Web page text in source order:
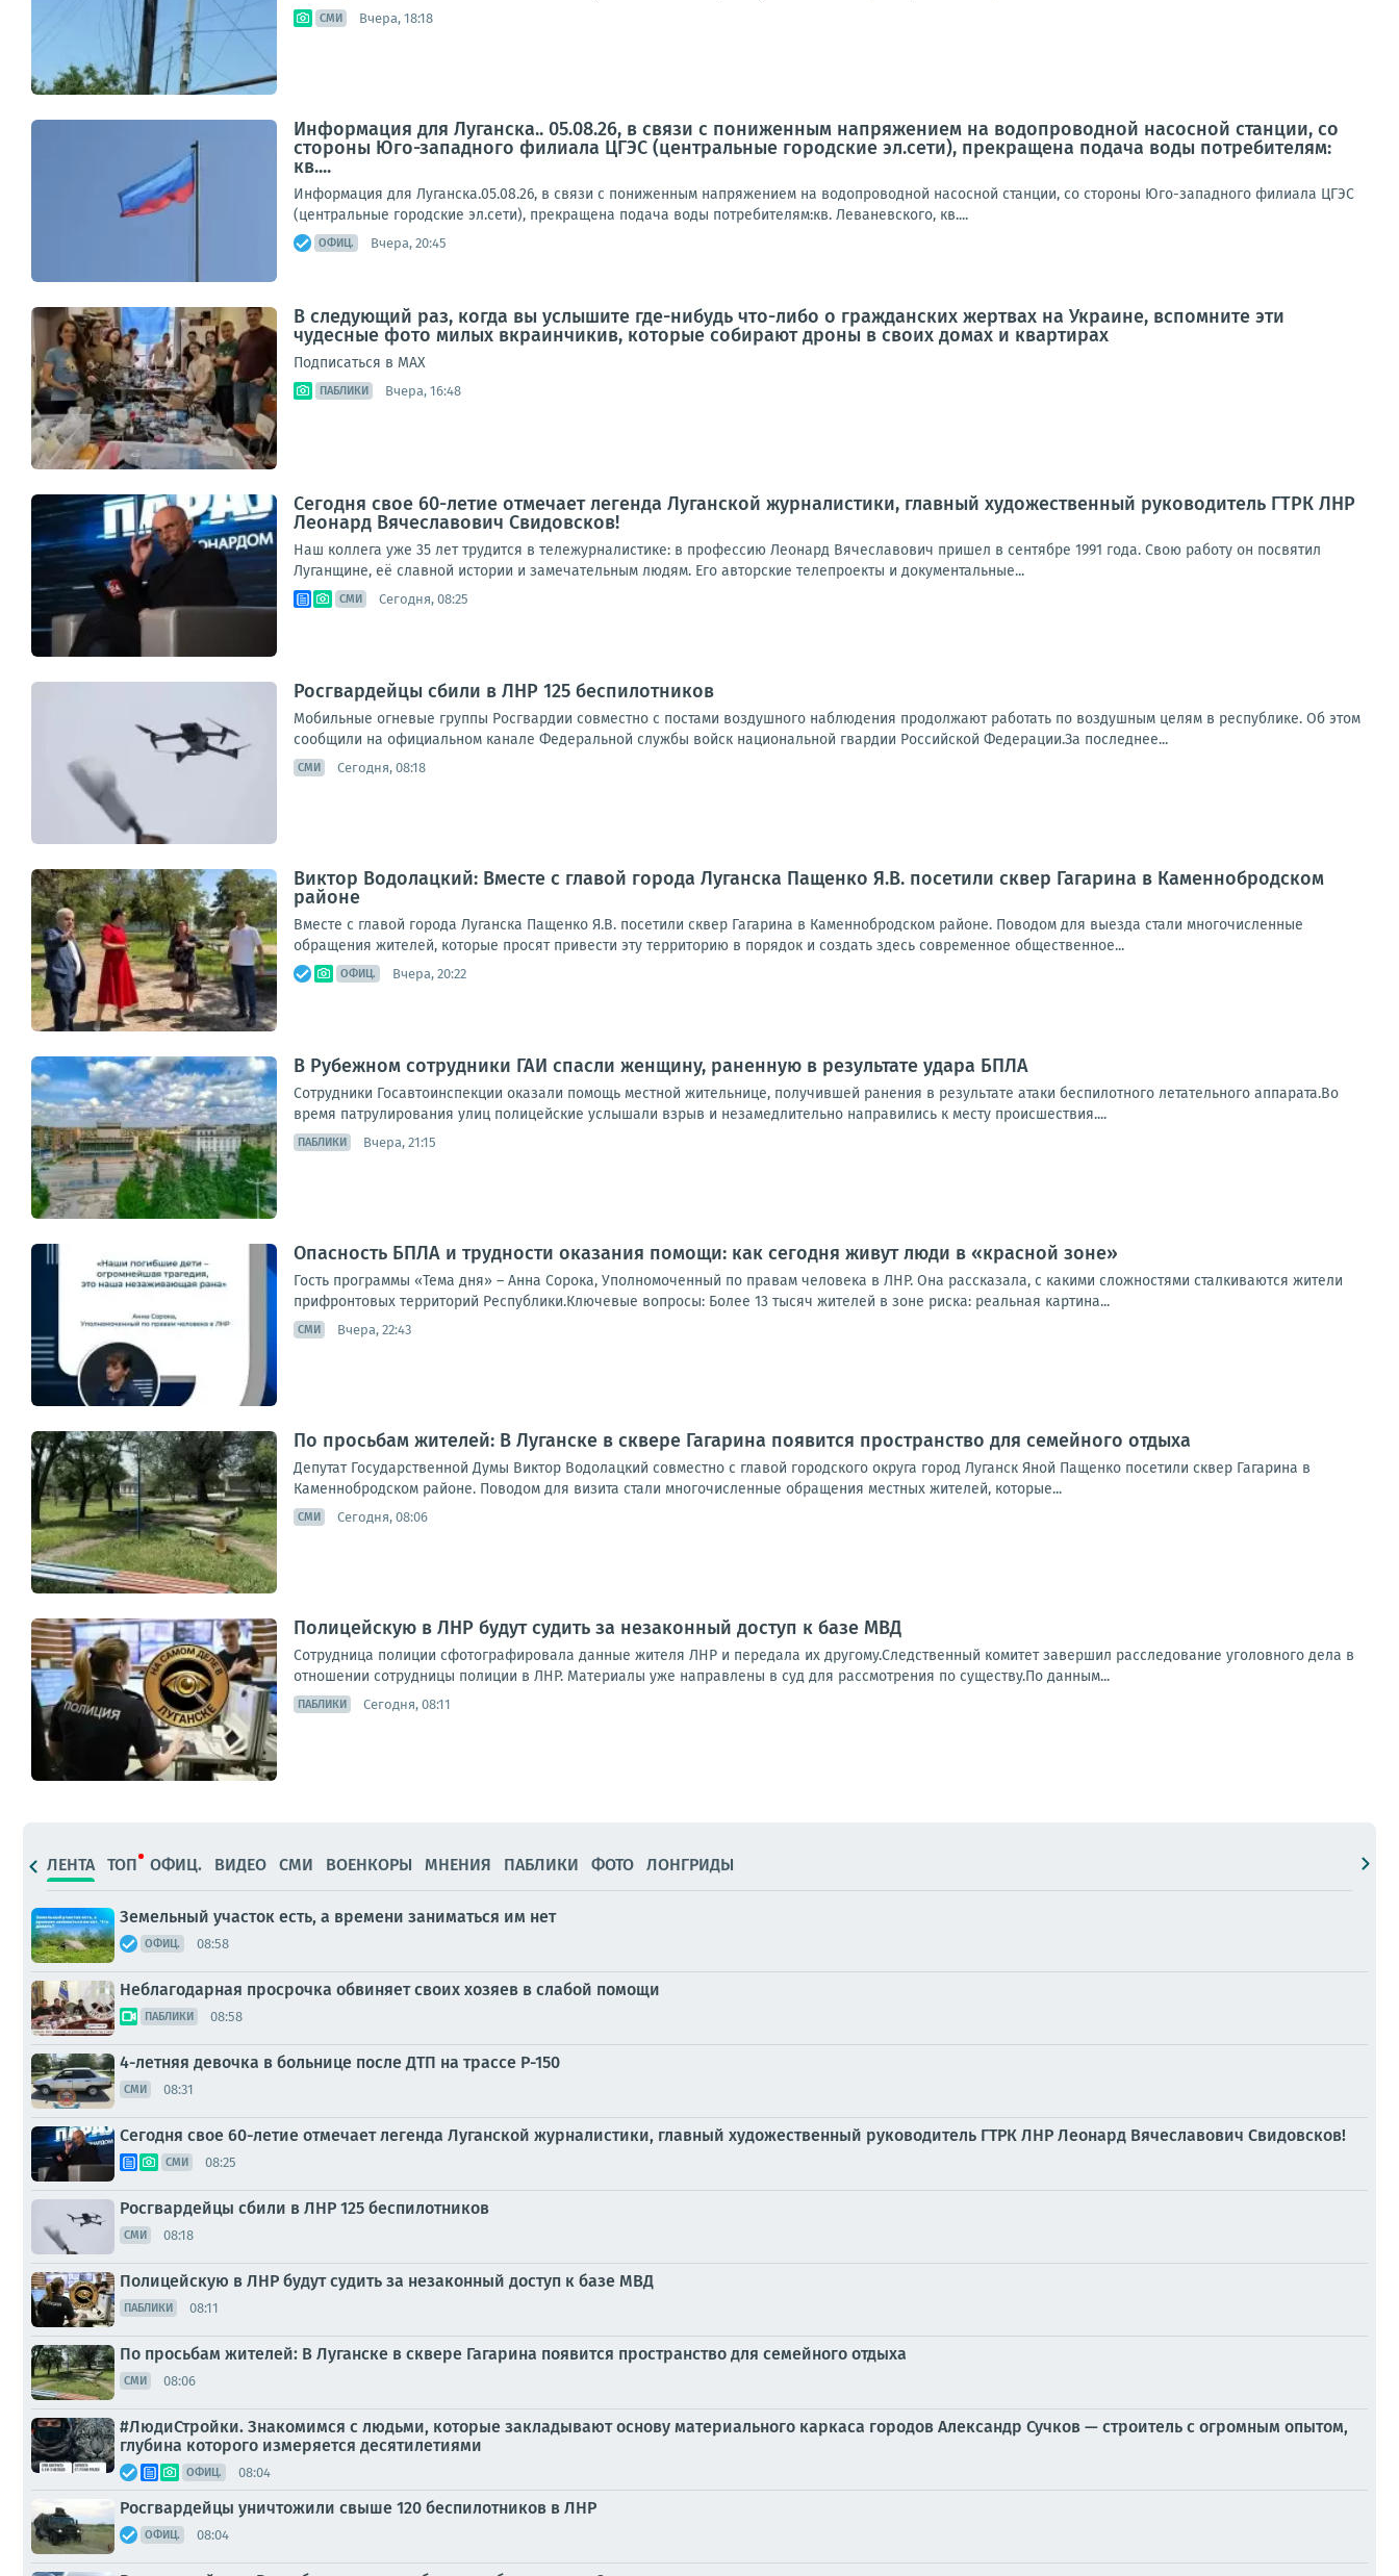
СМИ Вчера, 18:18
Информация для Луганска.. 05.08.26, в связи с пониженным напряжением на водопроводной насосной станции, со
стороны Юго-западного филиала ЦГЭС (центральные городские эл.сети), прекращена подача воды потребителям:
кв....
Информация для Луганска.05.08.26, в связи с пониженным напряжением на водопроводной насосной станции, со стороны Юго-западного филиала ЦГЭС
(центральные городские эл.сети), прекращена подача воды потребителям:кв. Леваневского, кв....
ОФИЦ. Вчера, 20:45
В следующий раз, когда вы услышите где-нибудь что-либо о гражданских жертвах на Украине, вспомните эти
чудесные фото милых вкраинчикив, которые собирают дроны в своих домах и квартирах
Подписаться в МАХ
ПАБЛИКИ Вчера, 16:48
Сегодня свое 60-летие отмечает легенда Луганской журналистики, главный художественный руководитель ГТРК ЛНР
Леонард Вячеславович Свидовсков!
Наш коллега уже 35 лет трудится в тележурналистике: в профессию Леонард Вячеславович пришел в сентябре 1991 года. Свою работу он посвятил
Луганщине, её славной истории и замечательным людям. Его авторские телепроекты и документальные...
СМИ Сегодня, 08:25
Росгвардейцы сбили в ЛНР 125 беспилотников
Мобильные огневые группы Росгвардии совместно с постами воздушного наблюдения продолжают работать по воздушным целям в республике. Об этом
сообщили на официальном канале Федеральной службы войск национальной гвардии Российской Федерации.За последнее...
СМИ Сегодня, 08:18
Виктор Водолацкий: Вместе с главой города Луганска Пащенко Я.В. посетили сквер Гагарина в Каменнобродском
районе
Вместе с главой города Луганска Пащенко Я.В. посетили сквер Гагарина в Каменнобродском районе. Поводом для выезда стали многочисленные
обращения жителей, которые просят привести эту территорию в порядок и создать здесь современное общественное...
ОФИЦ. Вчера, 20:22
В Рубежном сотрудники ГАИ спасли женщину, раненную в результате удара БПЛА
Сотрудники Госавтоинспекции оказали помощь местной жительнице, получившей ранения в результате атаки беспилотного летательного аппарата.Во
время патрулирования улиц полицейские услышали взрыв и незамедлительно направились к месту происшествия....
ПАБЛИКИ Вчера, 21:15
Опасность БПЛА и трудности оказания помощи: как сегодня живут люди в «красной зоне»
Гость программы «Тема дня» – Анна Сорока, Уполномоченный по правам человека в ЛНР. Она рассказала, с какими сложностями сталкиваются жители
прифронтовых территорий Республики.Ключевые вопросы: Более 13 тысяч жителей в зоне риска: реальная картина...
СМИ Вчера, 22:43
По просьбам жителей: В Луганске в сквере Гагарина появится пространство для семейного отдыха
Депутат Государственной Думы Виктор Водолацкий совместно с главой городского округа город Луганск Яной Пащенко посетили сквер Гагарина в
Каменнобродском районе. Поводом для визита стали многочисленные обращения местных жителей, которые...
СМИ Сегодня, 08:06
Полицейскую в ЛНР будут судить за незаконный доступ к базе МВД
Сотрудница полиции сфотографировала данные жителя ЛНР и передала их другому.Следственный комитет завершил расследование уголовного дела в
отношении сотрудницы полиции в ЛНР. Материалы уже направлены в суд для рассмотрения по существу.По данным...
ПАБЛИКИ Сегодня, 08:11
ЛЕНТА ТОП ОФИЦ. ВИДЕО СМИ ВОЕНКОРЫ МНЕНИЯ ПАБЛИКИ ФОТО ЛОНГРИДЫ
Земельный участок есть, а времени заниматься им нет
ОФИЦ. 08:58
Неблагодарная просрочка обвиняет своих хозяев в слабой помощи
ПАБЛИКИ 08:58
4-летняя девочка в больнице после ДТП на трассе Р-150
СМИ 08:31
Сегодня свое 60-летие отмечает легенда Луганской журналистики, главный художественный руководитель ГТРК ЛНР Леонард Вячеславович Свидовсков!
СМИ 08:25
Росгвардейцы сбили в ЛНР 125 беспилотников
СМИ 08:18
Полицейскую в ЛНР будут судить за незаконный доступ к базе МВД
ПАБЛИКИ 08:11
По просьбам жителей: В Луганске в сквере Гагарина появится пространство для семейного отдыха
СМИ 08:06
#ЛюдиСтройки. Знакомимся с людьми, которые закладывают основу материального каркаса городов Александр Сучков — строитель с огромным опытом,
глубина которого измеряется десятилетиями
ОФИЦ. 08:04
Росгвардейцы уничтожили свыше 120 беспилотников в ЛНР
ОФИЦ. 08:04